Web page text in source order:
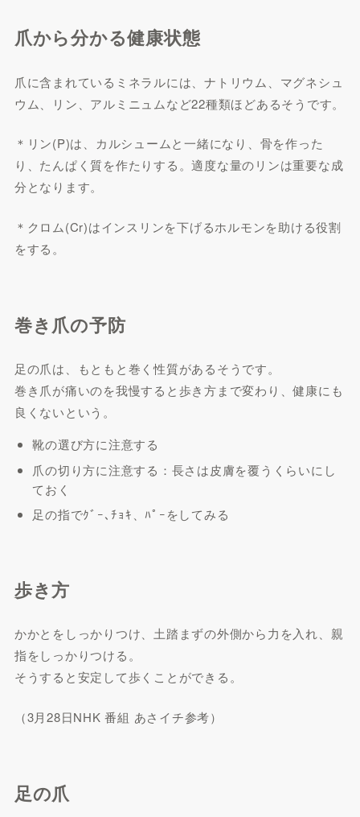
爪から分かる健康状態
爪に含まれているミネラルには、ナトリウム、マグネシュ
ウム、リン、アルミニュムなど22種類ほどあるそうです。
＊リン(P)は、カルシュームと一緒になり、骨を作った
り、たんぱく質を作たりする。適度な量のリンは重要な成
分となります。
＊クロム(Cr)はインスリンを下げるホルモンを助ける役割
をする。
巻き爪の予防
足の爪は、もともと巻く性質があるそうです。
巻き爪が痛いのを我慢すると歩き方まで変わり、健康にも
良くないという。
靴の選び方に注意する
爪の切り方に注意する：長さは皮膚を覆うくらいにし
ておく
足の指でｸﾞｰ､ﾁｮｷ、ﾊﾟｰをしてみる
歩き方
かかとをしっかりつけ、土踏まずの外側から力を入れ、親
指をしっかりつける。
そうすると安定して歩くことができる。
（3月28日NHK 番組 あさイチ参考）
足の爪